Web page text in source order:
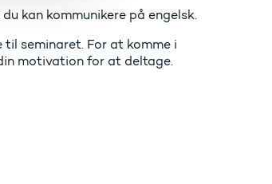
kan kommunikere på engelsk.
seminaret. For at komme i
motivation for at deltage.